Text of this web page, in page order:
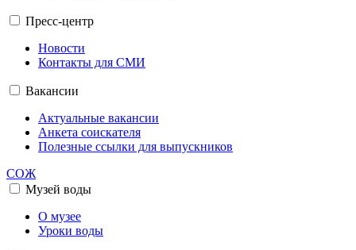
Пресс-центр
Новости
Контакты для СМИ
Вакансии
Актуальные вакансии
Анкета соискателя
Полезные ссылки для выпускников
СОЖ
Музей воды
О музее
Уроки воды